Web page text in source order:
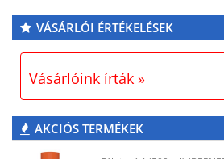
VÁSÁRLÓI ÉRTÉKELÉSEK
Vásárlóink írták »
AKCIÓS TERMÉKEK